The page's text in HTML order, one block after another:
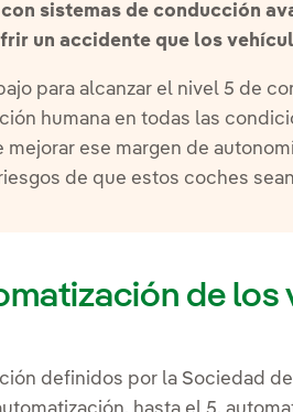
sistemas de conducción
un accidente que los
para alcanzar el nivel 5 de
humana en todas las
mejorar ese margen de
de que estos coches
de los
definidos por la Sociedad